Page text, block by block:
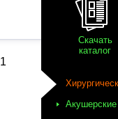
Скачать
каталог
Акушерские